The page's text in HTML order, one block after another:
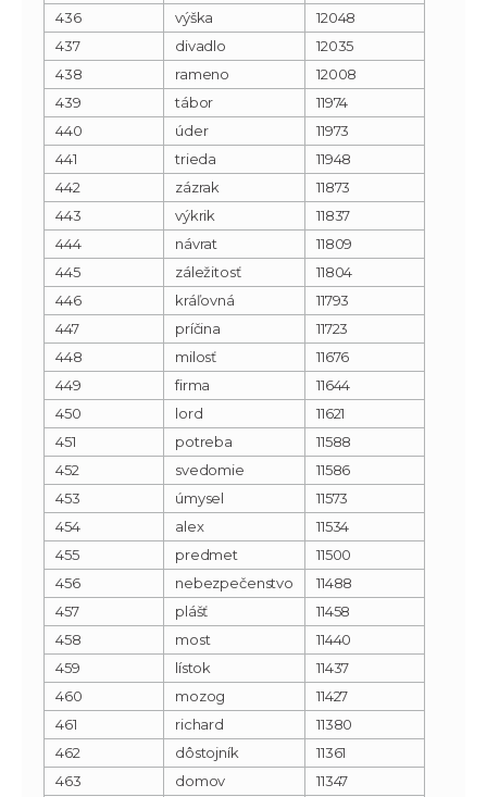
436 výška
12048
437
divadlo
12035
438
rameno
12008
439
tábor
11974
440
úder
11973
441
trieda
11948
442
zázrak
11873
443
výkrik
11837
444
návrat
11809
445
záležitosť
11804
446
kráľovná
11793
447
príčina
11723
448
milosť
11676
449
firma
11644
450
lord
11621
451
potreba
11588
452
svedomie
11586
453
úmysel
11573
454
alex
11534
455
predmet
11500
456
nebezpečenstvo
11488
457
plášť
11458
458
most
11440
459
lístok
11437
460
mozog
11427
461
richard
11380
462
dôstojník
11361
463
domov
11347